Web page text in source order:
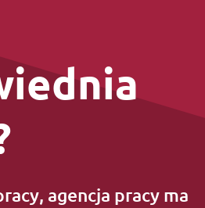
Emerytura
agencja pracy ma